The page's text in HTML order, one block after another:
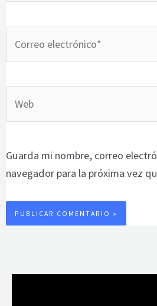
electrónico*
Guarda mi nombre, correo
navegador para la próxima vez